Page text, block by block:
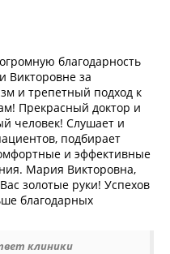
благодарность
Викторовне за
и трепетный подход к
Прекрасный доктор и
человек! Слушает и
подбирает
и эффективные
Мария Викторовна,
золотые руки! Успехов
благодарных
клиники